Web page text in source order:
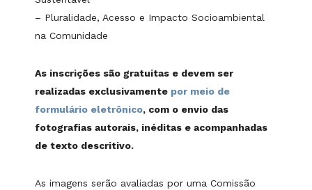
– Pluralidade, Acesso e Impacto Socioambiental
na Comunidade
As inscrições são gratuitas e devem ser
realizadas exclusivamente por meio de
formulário eletrônico, com o envio das
fotografias autorais, inéditas e acompanhadas
de texto descritivo.
As imagens serão avaliadas por uma Comissão